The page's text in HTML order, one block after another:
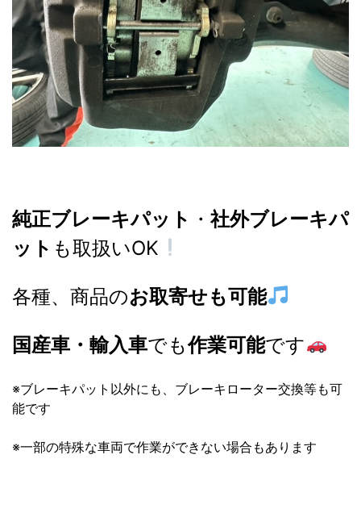
純正ブレーキパット ・ 社外ブレーキパ
ット も取扱いOK
各種、商品のお取寄せも可能
国産車・輸入車でも作業可能です
※ブレーキパット以外にも、ブレーキローター交換等も可
能です
※一部の特殊な車両で作業ができない場合もあります